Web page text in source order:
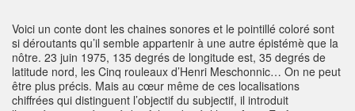
Voici un conte dont les chaines sonores et le pointillé coloré sont
si déroutants qu’il semble appartenir à une autre épistémè que la
nôtre. 23 juin 1975, 135 degrés de longitude est, 35 degrés de
latitude nord, les Cinq rouleaux d’Henri Meschonnic… On ne peut
être plus précis. Mais au cœur même de ces localisations
chiffrées qui distinguent l’objectif du subjectif, il introduit